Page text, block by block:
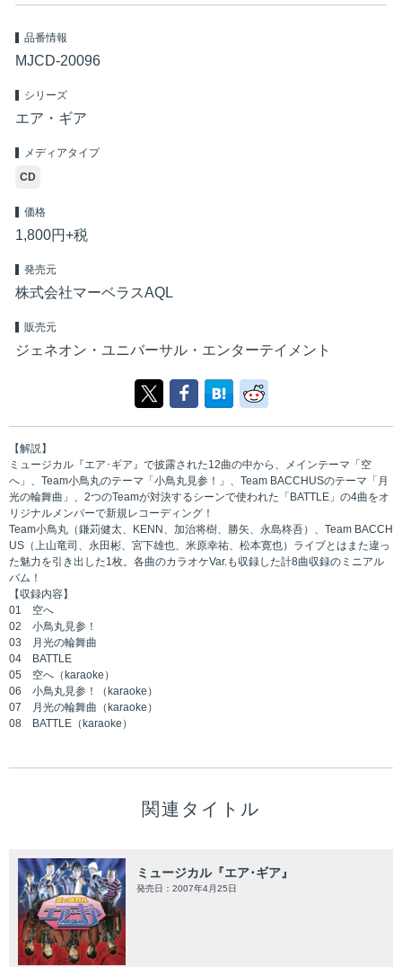
品番情報
MJCD-20096
シリーズ
エア・ギア
メディアタイプ
CD
価格
1,800円+税
発売元
株式会社マーベラスAQL
販売元
ジェネオン・ユニバーサル・エンターテイメント
【解説】
ミュージカル『エア･ギア』で披露された12曲の中から、メインテーマ「空
へ」、Team小鳥丸のテーマ「小鳥丸見参！」、Team BACCHUSのテーマ「月
光の輪舞曲」、2つのTeamが対決するシーンで使われた「BATTLE」の4曲をオ
リジナルメンバーで新規レコーディング！
Team小鳥丸（鎌苅健太、KENN、加治将樹、勝矢、永島柊吾）、Team BACCH
US（上山竜司、永田彬、宮下雄也、米原幸祐、松本寛也）ライブとはまた違っ
た魅力を引き出した1枚。各曲のカラオケVar.も収録した計8曲収録のミニアル
バム！
【収録内容】
01 空へ
02 小鳥丸見参！
03 月光の輪舞曲
04 BATTLE
05 空へ（karaoke）
06 小鳥丸見参！（karaoke）
07 月光の輪舞曲（karaoke）
08 BATTLE（karaoke）
関連タイトル
ミュージカル『エア･ギア』
発売日：2007年4月25日